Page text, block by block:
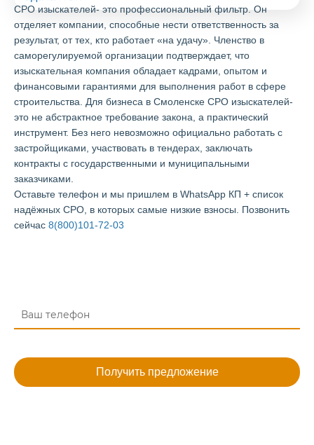
СРО изыскателей- это профессиональный фильтр. Он
отделяет компании, способные нести ответственность за
результат, от тех, кто работает «на удачу». Членство в
саморегулируемой организации подтверждает, что
изыскательная компания обладает кадрами, опытом и
финансовыми гарантиями для выполнения работ в сфере
строительства. Для бизнеса в Смоленске СРО изыскателей-
это не абстрактное требование закона, а практический
инструмент. Без него невозможно официально работать с
застройщиками, участвовать в тендерах, заключать
контракты с государственными и муниципальными
заказчиками.
Оставьте телефон и мы пришлем в WhatsApp КП + список
надёжных СРО, в которых самые низкие взносы. Позвонить
сейчас 8(800)101-72-03